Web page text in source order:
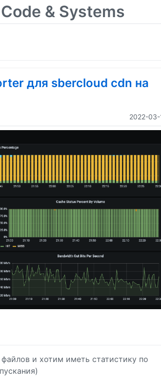
& Systems
для sbercloud cdn на
2022-03-
и хотим иметь статистику по